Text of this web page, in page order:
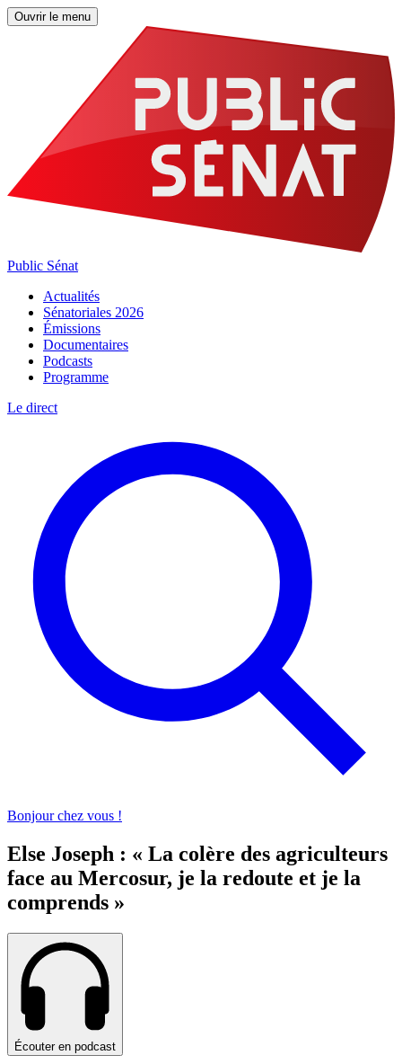
Ouvrir le menu
Public Sénat
Actualités
Sénatoriales 2026
Émissions
Documentaires
Podcasts
Programme
Le direct
Bonjour chez vous !
Else Joseph : « La colère des agriculteurs
face au Mercosur, je la redoute et je la
comprends »
Écouter en podcast